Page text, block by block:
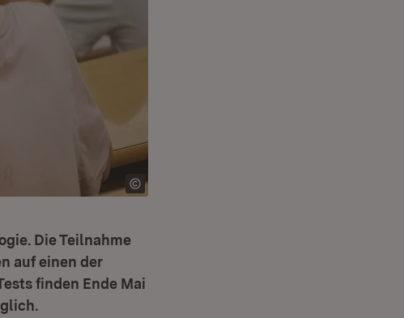
Die Teilnahme
auf einen der
finden Ende Mai